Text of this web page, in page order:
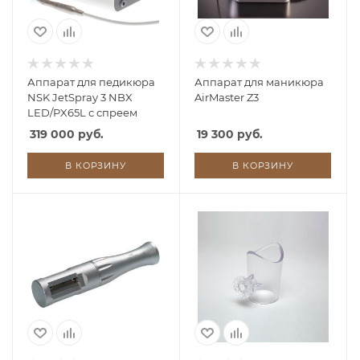
Аппарат для педикюра
NSK JetSpray 3 NBX
LED/PX65L с спреем
319 000 руб.
В КОРЗИНУ
Аппарат для маникюра
AirMaster Z3
19 300 руб.
В КОРЗИНУ